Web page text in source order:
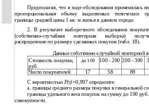
Предполагая, что в ходе обследования применялась
пропорциональная объему выделяемых типических
границы средней цены 1 кв. м жилья в данном городе.
2. В результате выборочного обследования
(собственно-случайная повторная выборка)
распределение по размеру сделанных покупок (табл. 18).
Данные собственно-случайной повторной
Стоимость покупки,
до 100 100 - 200 200 - 300
руб.
Число покупателей 17 58 89
С вероятностью P(t)=0,997 определите:
а. границы среднего размера покупки в генеральной
границы удельного веса покупок на сумму до 100 руб.
совокупности.